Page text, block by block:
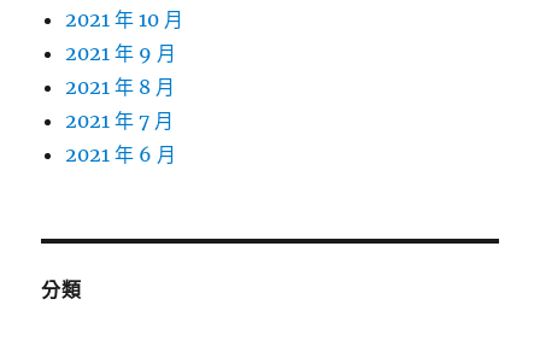
2021 年 10 月
2021 年 9 月
2021 年 8 月
2021 年 7 月
2021 年 6 月
分類